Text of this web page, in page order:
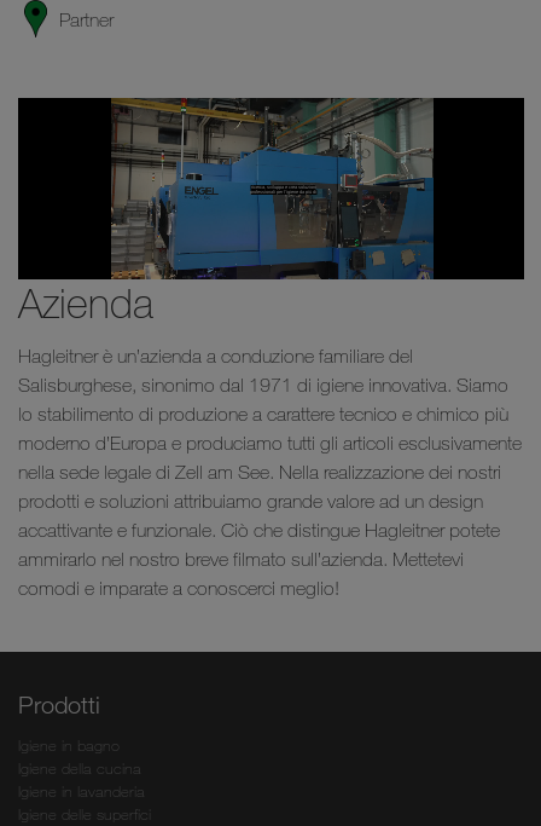
Partner
Azienda
Hagleitner è un’azienda a conduzione familiare del
Salisburghese, sinonimo dal 1971 di igiene innovativa. Siamo
lo stabilimento di produzione a carattere tecnico e chimico più
moderno d’Europa e produciamo tutti gli articoli esclusivamente
nella sede legale di Zell am See. Nella realizzazione dei nostri
prodotti e soluzioni attribuiamo grande valore ad un design
accattivante e funzionale. Ciò che distingue Hagleitner potete
ammirarlo nel nostro breve filmato sull’azienda. Mettetevi
comodi e imparate a conoscerci meglio!
Prodotti
Igiene in bagno
Igiene della cucina
Igiene in lavanderia
Igiene delle superfici